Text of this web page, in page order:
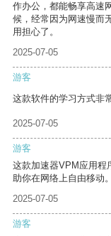
作办公，都能畅享高速
候，经常因为网速慢而
用担心了。
2025-07-05
游客
这款软件的学习方式非
2025-07-05
游客
这款加速器VPM应用程
助你在网络上自由移动。
2025-07-05
游客